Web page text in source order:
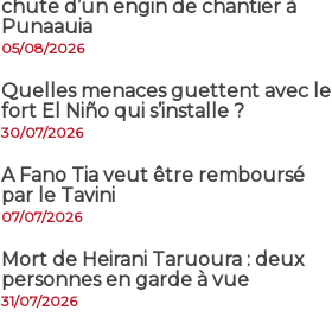
chute d’un engin de chantier à
Punaauia
05/08/2026
Quelles menaces guettent avec le
fort El Niño qui s’installe ?
30/07/2026
A Fano Tia veut être remboursé
par le Tavini
07/07/2026
Mort de Heirani Taruoura : deux
personnes en garde à vue
31/07/2026